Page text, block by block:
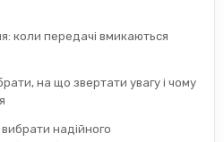
коли передачі вмикаються
на що звертати увагу і чому
надійного